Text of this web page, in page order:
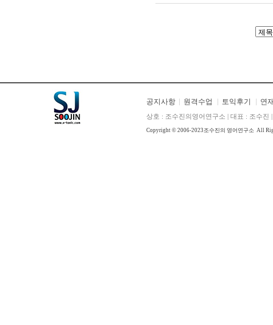
공지사항 원격수업 토익후기 연
상호 : 조수진의영어연구소 | 대표 : 조수진
Copyright © 2006-2023 조수진의 영어연구소 All